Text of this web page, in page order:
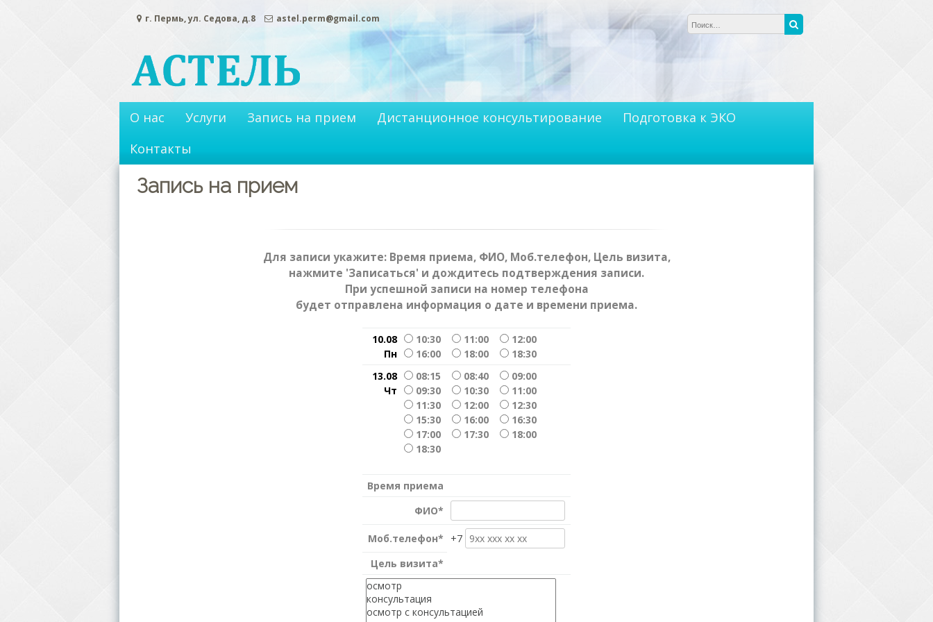
г. Пермь, ул. Седова, д.8 astel.perm@gmail.com
О нас Услуги Запись на прием Дистанционное консультирование
Подготовка к ЭКО
Контакты
Запись на прием
Для записи укажите: Время приема, ФИО, Моб.телефон, Цель визита,
нажмите 'Записаться' и дождитесь подтверждения записи.
При успешной записи на номер телефона
будет отправлена информация о дате и времени приема.
10.08
Пн
10:30 11:00
12:00
16:00
18:00
18:30
13.08
Чт
08:15 08:40
09:00
09:30
10:30
11:00
11:30
12:00
12:30
15:30
16:00
16:30
17:00
17:30
18:00
18:30
Время приема
ФИО*
Моб.телефон*
+7
Цель визита*